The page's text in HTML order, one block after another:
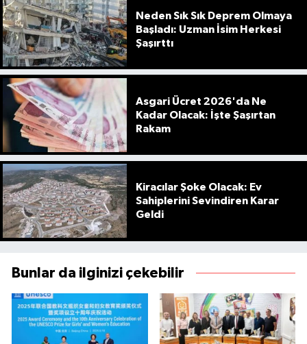
Neden Sık Sık Deprem Olmaya
Başladı: Uzman İsim Herkesi
Şaşırttı
Asgari Ücret 2026'da Ne
Kadar Olacak: İşte Şaşırtan
Rakam
Kiracılar Şoke Olacak: Ev
Sahiplerini Sevindiren Karar
Geldi
Bunlar da ilginizi çekebilir